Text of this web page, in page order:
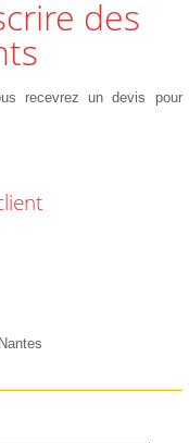
recevrez un devis pour
Nantes